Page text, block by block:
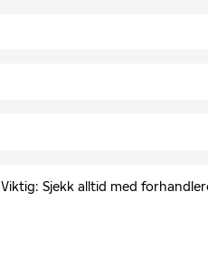
Viktig: Sjekk alltid med